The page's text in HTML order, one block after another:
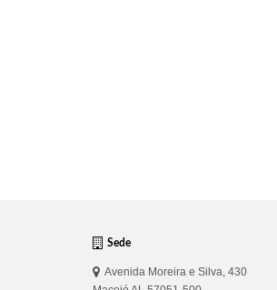
Sede
Avenida Moreira e Silva, 430